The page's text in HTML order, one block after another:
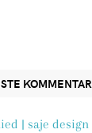
| saje design